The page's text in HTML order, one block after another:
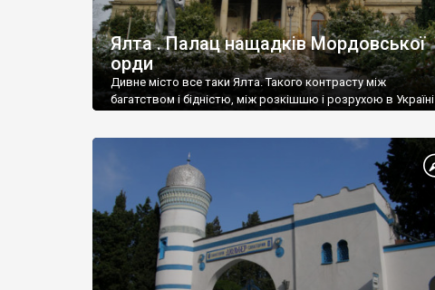
Ялта . Палац нащадків Мордовської
орди
Дивне місто все таки Ялта. Такого контрасту між
багатством і бідністю, між розкішшю і розрухою в Україні